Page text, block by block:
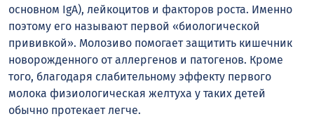
основном IgA), лейкоцитов и факторов роста. Именно
поэтому его называют первой «биологической
прививкой». Молозиво помогает защитить кишечник
новорожденного от аллергенов и патогенов. Кроме
того, благодаря слабительному эффекту первого
молока физиологическая желтуха у таких детей
обычно протекает легче.